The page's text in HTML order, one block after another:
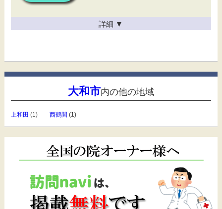
詳細 ▼
大和市内の他の地域
上和田 (1) 西鶴間 (1)